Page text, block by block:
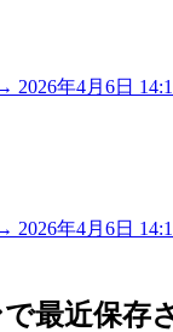
2026年4月6日
2026年4月6日
最近保存